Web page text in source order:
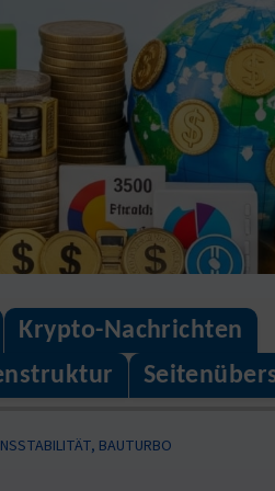
Krypto-Nachrichten
BAUTURBO